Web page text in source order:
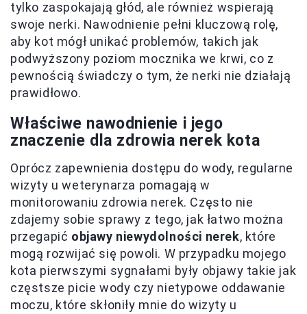
tylko zaspokajają głód, ale również wspierają
swoje nerki. Nawodnienie pełni kluczową rolę,
aby kot mógł unikać problemów, takich jak
podwyższony poziom mocznika we krwi, co z
pewnością świadczy o tym, że nerki nie działają
prawidłowo.
Właściwe nawodnienie i jego
znaczenie dla zdrowia nerek kota
Oprócz zapewnienia dostępu do wody, regularne
wizyty u weterynarza pomagają w
monitorowaniu zdrowia nerek. Często nie
zdajemy sobie sprawy z tego, jak łatwo można
przegapić objawy niewydolności nerek, które
mogą rozwijać się powoli. W przypadku mojego
kota pierwszymi sygnałami były objawy takie jak
częstsze picie wody czy nietypowe oddawanie
moczu, które skłoniły mnie do wizyty u